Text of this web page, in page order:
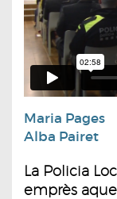
Maria Pages
Alba Pairet
La Policia
emprès